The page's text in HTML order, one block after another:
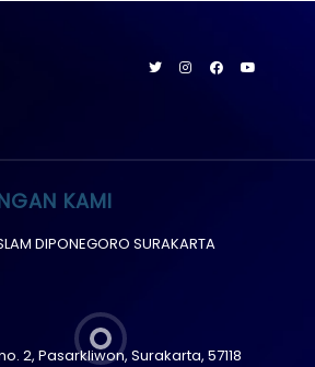
KAMI
DIPONEGORO SURAKARTA
2, Pasarkliwon, Surakarta, 57118